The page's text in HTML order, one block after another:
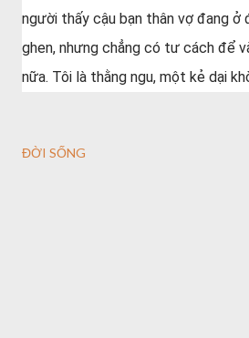
người thấy cậu bạn thân vợ đang ở
ghen, nhưng chẳng có tư cách để
nữa. Tôi là thằng ngu, một kẻ dại
ĐỜI SỐNG